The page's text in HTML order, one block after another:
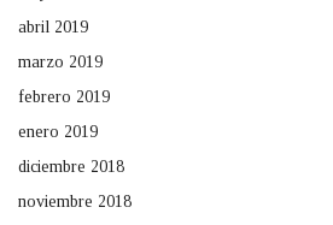
abril 2019
marzo 2019
febrero 2019
enero 2019
diciembre 2018
noviembre 2018